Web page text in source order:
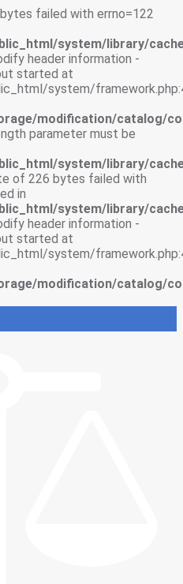
failed with errno=122
system/library/
header information -
started at
system/
modification/catalog/
parameter must be
system/library/
of 226 bytes failed with
in
system/library/
header information -
started at
system/
modification/catalog/